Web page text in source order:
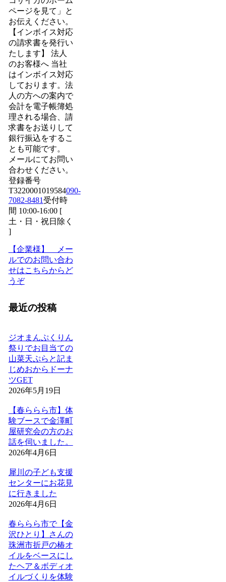
ページを見て」と
お伝えください。
【インボイス対応
の請求書を発行い
たします】 法人
のお客様へ 当社
はインボイス対応
しております。法
人の方への案内で
会計を電子帳簿処
理される場合、請
求書をお送りして
銀行振込をするこ
とも可能です。
メールにてお問い
合わせください。
登録番号
T3220001019584090-
7082-8481 受付時
間 10:00-16:00 [
土・日・祝日除く
]
【企業様】 メー
ルでのお問い合わ
せはこちらからど
うぞ
最近の投稿
ジオまんぷくりん
祭りでお目当ての
山菜天ぷらと記ま
じめおからドーナ
ツGET
2026年5月19日
【春ららら市】体
験ブースで金澤町
屋研究会の方のお
話を伺いました。
2026年4月6日
犀川の子ども支援
センターにお花見
に行きました
2026年4月6日
春ららら市で【金
沢ひとり】さんの
珠洲市折戸の椿オ
イルをベースにし
たヘア＆ボディオ
イルづくりを体験